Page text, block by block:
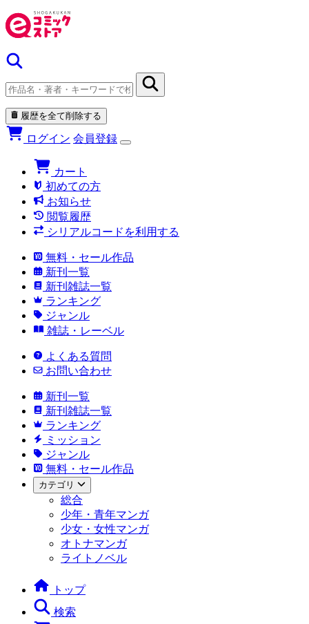
履歴を全て削除する
ログイン 会員登録
カート
初めての方
お知らせ
閲覧履歴
シリアルコードを利用する
無料・セール作品
新刊一覧
新刊雑誌一覧
ランキング
ジャンル
雑誌・レーベル
よくある質問
お問い合わせ
新刊一覧
新刊雑誌一覧
ランキング
ミッション
ジャンル
無料・セール作品
カテゴリ
総合
少年・青年マンガ
少女・女性マンガ
オトナマンガ
ライトノベル
トップ
検索